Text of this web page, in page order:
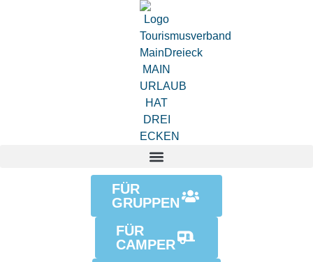
FÜR
GRUPPEN
FÜR
CAMPER